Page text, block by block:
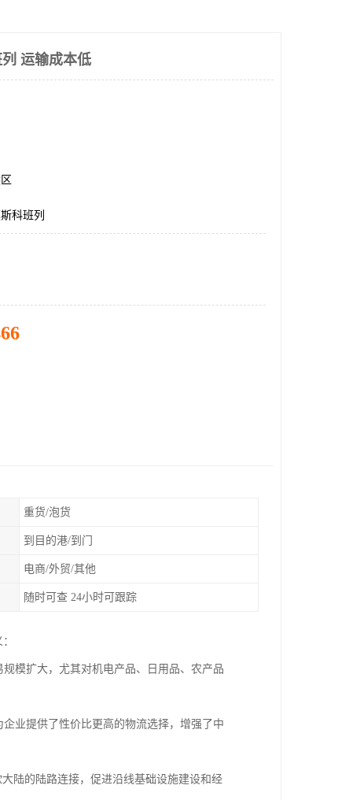
运输成本低
科班列
重货/泡货
到目的港/到门
电商/外贸/其他
随时可查 24小时可跟踪
模扩大，尤其对机电产品、日用品、农产品
业提供了性价比更高的物流选择，增强了中
陆的陆路连接，促进沿线基础设施建设和经